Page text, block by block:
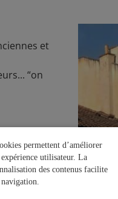
et
“on
l’église
liberté
permettent d’améliorer
utilisateur. La
des contenus facilite